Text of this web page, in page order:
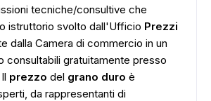
tecniche/consultive che
istruttorio svolto dall'Ufficio Prezzi
dalla Camera di commercio in un
consultabili gratuitamente presso
prezzo del grano duro è
da rappresentanti di